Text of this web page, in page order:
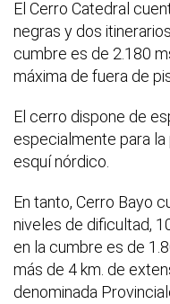
El Cerro Catedral
negras y dos
cumbre es de 2.180
máxima de fuera de
El cerro dispone de
especialmente para
esquí nórdico.
En tanto, Cerro Bayo
niveles de dificultad,
en la cumbre es de
más de 4 km. de
denominada